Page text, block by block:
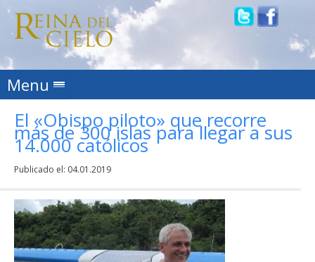
Menu Skip to content
El «Obispo piloto» que recorre
más de 300 islas para llegar a sus
14.000 católicos
Publicado el: 04.01.2019